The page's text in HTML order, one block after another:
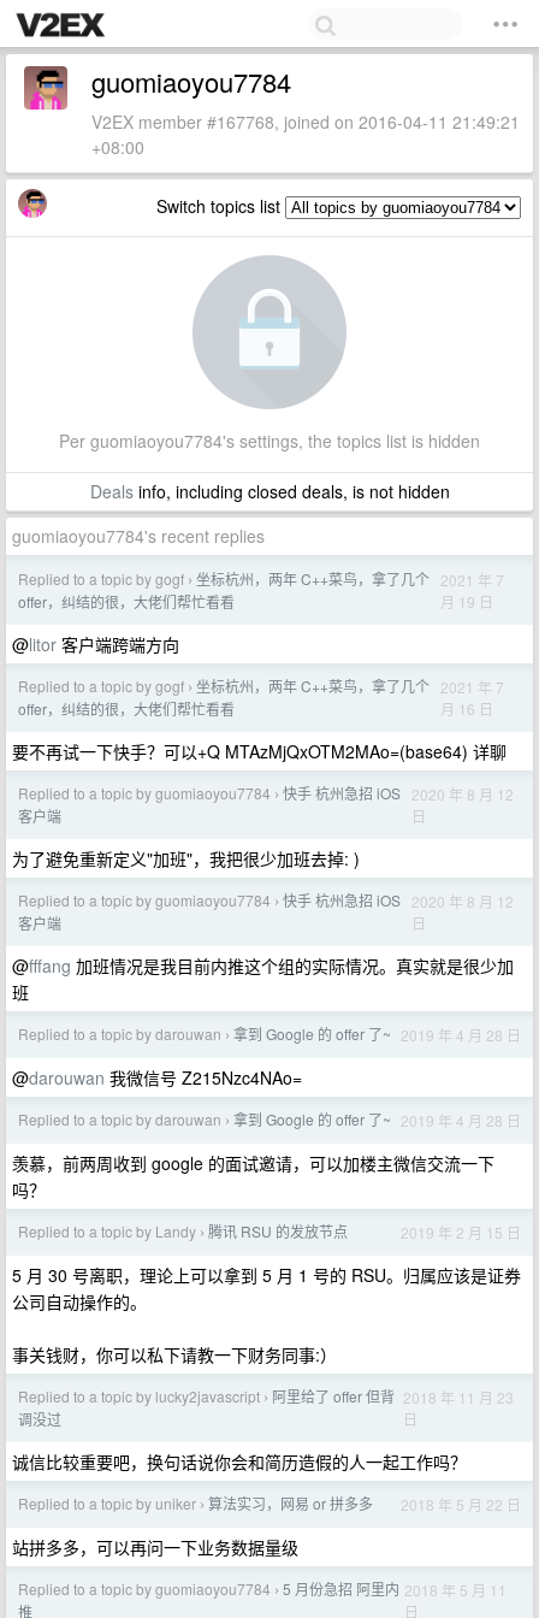
guomiaoyou7784
V2EX member #167768, joined on 2016-04-11 21:49:21
+08:00
Switch topics list
Per guomiaoyou7784's settings, the topics list is hidden
Dealsinfo, including closed deals, is not hidden
guomiaoyou7784's recent replies
Replied to a topic by gogf › 坐标杭州，两年 C++菜鸟，拿了几个
offer，纠结的很，大佬们帮忙看看
2021 年 7
月 19 日
@litor 客户端跨端方向
Replied to a topic by gogf › 坐标杭州，两年 C++菜鸟，拿了几个
offer，纠结的很，大佬们帮忙看看
2021 年 7
月 16 日
要不再试一下快手？可以+Q MTAzMjQxOTM2MAo=(base64) 详聊
Replied to a topic by guomiaoyou7784 › 快手 杭州急招 iOS
客户端
2020 年 8 月 12
日
为了避免重新定义"加班"，我把很少加班去掉: )
Replied to a topic by guomiaoyou7784 › 快手 杭州急招 iOS
客户端
2020 年 8 月 12
日
@fffang 加班情况是我目前内推这个组的实际情况。真实就是很少加
班
Replied to a topic by darouwan › 拿到 Google 的 offer 了~ 2019 年 4 月 28 日
@darouwan 我微信号 Z215Nzc4NAo=
Replied to a topic by darouwan › 拿到 Google 的 offer 了~ 2019 年 4 月 28 日
羡慕，前两周收到 google 的面试邀请，可以加楼主微信交流一下
吗？
Replied to a topic by Landy › 腾讯 RSU 的发放节点 2019 年 2 月 15 日
5 月 30 号离职，理论上可以拿到 5 月 1 号的 RSU。归属应该是证券
公司自动操作的。
事关钱财，你可以私下请教一下财务同事:）
Replied to a topic by lucky2javascript › 阿里给了 offer 但背
调没过
2018 年 11 月 23
日
诚信比较重要吧，换句话说你会和简历造假的人一起工作吗？
Replied to a topic by uniker › 算法实习，网易 or 拼多多 2018 年 5 月 22 日
站拼多多，可以再问一下业务数据量级
Replied to a topic by guomiaoyou7784 › 5 月份急招 阿里内
推
2018 年 5 月 11
日